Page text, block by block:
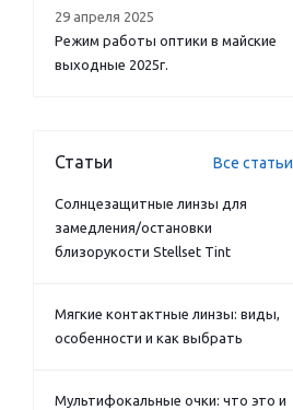
29 апреля 2025
Режим работы оптики в майские
выходные 2025г.
Статьи Все статьи
Солнцезащитные линзы для
замедления/остановки
близорукости Stellset Tint
Мягкие контактные линзы: виды,
особенности и как выбрать
Мультифокальные очки: что это и